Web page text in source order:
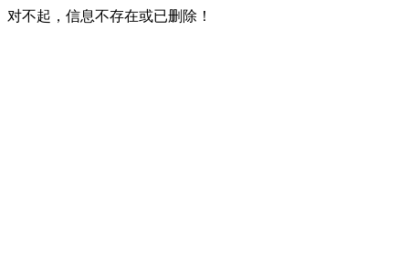
对不起，信息不存在或已删除！